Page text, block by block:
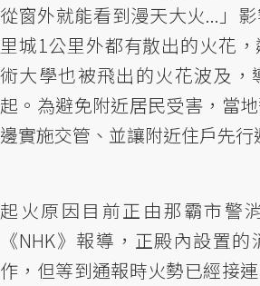
從窗外就能看到漫天大火...」
里城1公里外都有散出的火花
術大學也被飛出的火花波及，
起。為避免附近居民受害，當
邊實施交管、並讓附近住戶先行
起火原因目前正由那霸市警
《NHK》報導，正殿內設置
作，但等到通報時火勢已經接